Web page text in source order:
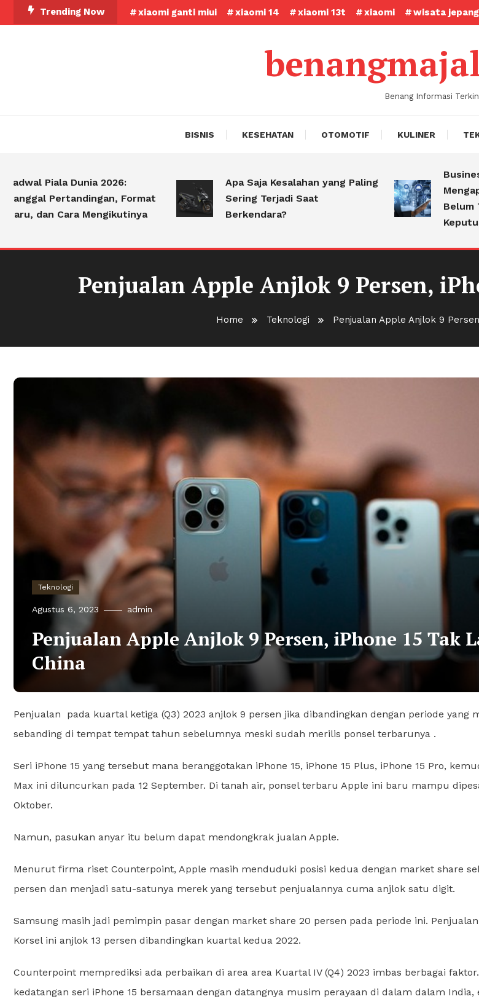
To
Trending Now xiaomi ganti miui xiaomi 14 xiaomi 13t xiaomi wisata jepang
Benang Informasi
BISNIS KESEHATAN OTOMOTIF KULINER
Piala Dunia 2026:
Pertandingan, Format
dan Cara Mengikutinya
Apa Saja Kesalahan yang Paling
Sering Terjadi Saat
Berkendara?
Business
Mengapa
Belum
Keputusan
Penjualan Apple Anjlok 9 Persen,
Home Teknologi Penjualan Apple Anjlok 9
Teknologi
Agustus 6, 2023 admin
Penjualan Apple Anjlok 9 Persen, iPhone 15 Tak
China
Penjualan
pada kuartal ketiga (Q3) 2023 anjlok 9 persen jika dibandingkan dengan periode yang
sebanding di tempat tempat tahun sebelumnya meski sudah merilis ponsel terbarunya .
Seri iPhone 15 yang tersebut mana beranggotakan iPhone 15, iPhone 15 Plus, iPhone 15 Pro,
Max ini diluncurkan pada 12 September. Di tanah air, ponsel terbaru Apple ini baru mampu
Oktober.
Namun, pasukan anyar itu belum dapat mendongkrak jualan Apple.
Menurut firma riset Counterpoint, Apple masih menduduki posisi kedua dengan market share
persen dan menjadi satu-satunya merek yang tersebut penjualannya cuma anjlok satu digit.
Samsung masih jadi pemimpin pasar dengan market share 20 persen pada periode ini.
Korsel ini anjlok 13 persen dibandingkan kuartal kedua 2022.
Counterpoint memprediksi ada perbaikan di area area Kuartal IV (Q4) 2023 imbas berbagai
kedatangan seri iPhone 15 bersamaan dengan datangnya musim perayaan di dalam dalam India,